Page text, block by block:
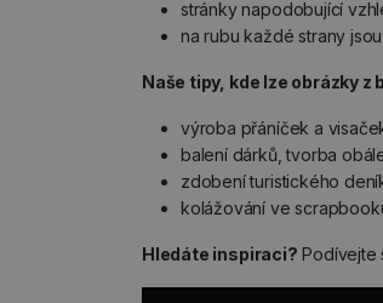
stránky napodobující
na rubu každé strany
Naše tipy, kde lze obrázky z
výroba přáníček a
balení dárků, tvorba
zdobení turistického
kolážování ve
Hledáte inspiraci? Podívejte